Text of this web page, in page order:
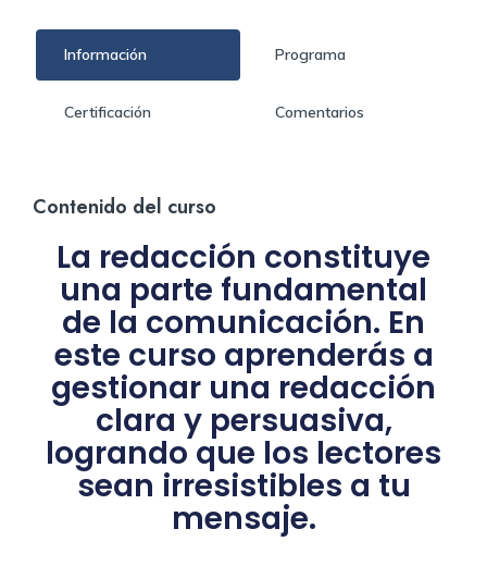
Información Programa
Certificación Comentarios
Contenido del curso
La redacción constituye
una parte fundamental
de la comunicación. En
este curso aprenderás a
gestionar una redacción
clara y persuasiva,
logrando que los lectores
sean irresistibles a tu
mensaje.